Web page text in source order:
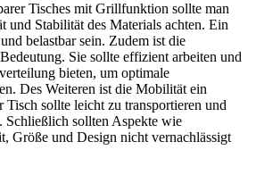
Tisches mit Grillfunktion sollte man
und Stabilität des Materials achten. Ein
belastbar sein. Zudem ist die
Sie sollte effizient arbeiten und
bieten, um optimale
Des Weiteren ist die Mobilität ein
sollte leicht zu transportieren und
Schließlich sollten Aspekte wie
Größe und Design nicht vernachlässigt